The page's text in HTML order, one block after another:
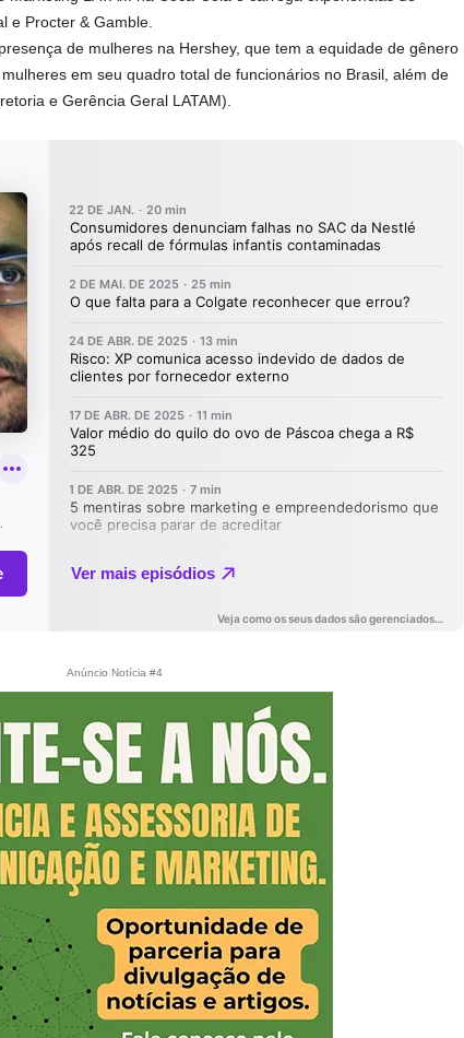
e Procter & Gamble.
de mulheres na Hershey, que tem a equidade de gênero
em seu quadro total de funcionários no Brasil, além de
e Gerência Geral LATAM).
Anúncio Notícia #4